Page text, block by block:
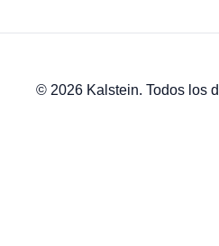
© 2026 Kalstein. Todos los